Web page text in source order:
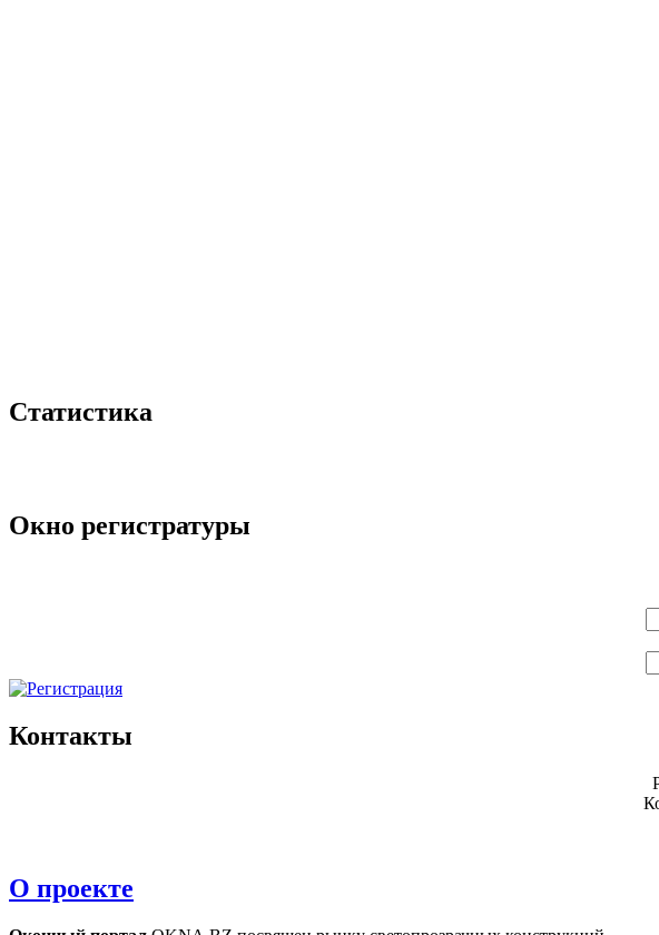
Статистика
Окно регистратуры
Контакты
О проекте